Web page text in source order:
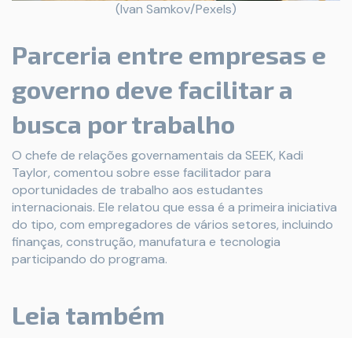
(Ivan Samkov/Pexels)
Parceria entre empresas e
governo deve facilitar a
busca por trabalho
O chefe de relações governamentais da SEEK, Kadi
Taylor, comentou sobre esse facilitador para
oportunidades de trabalho aos estudantes
internacionais. Ele relatou que essa é a primeira iniciativa
do tipo, com empregadores de vários setores, incluindo
finanças, construção, manufatura e tecnologia
participando do programa.
Leia também